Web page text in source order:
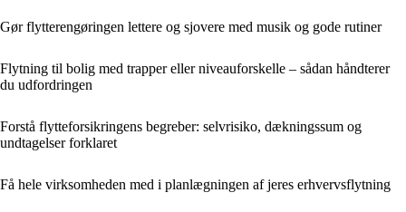
Gør flytterengøringen lettere og sjovere med musik og gode rutiner
Flytning til bolig med trapper eller niveauforskelle – sådan håndterer
du udfordringen
Forstå flytteforsikringens begreber: selvrisiko, dækningssum og
undtagelser forklaret
Få hele virksomheden med i planlægningen af jeres erhvervsflytning